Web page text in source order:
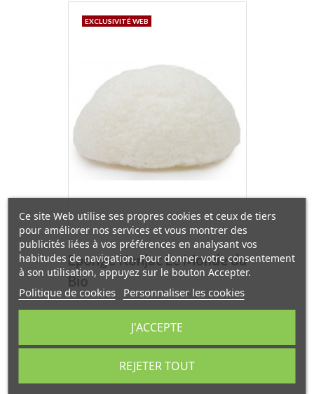
Eponge Konjac Le Monde du
Bio
EXCLUSIVITÉ WEB
Ce site Web utilise ses propres cookies et ceux de tiers
pour améliorer nos services et vous montrer des
publicités liées à vos préférences en analysant vos
habitudes de navigation. Pour donner votre consentement
à son utilisation, appuyez sur le bouton Accepter.
Politique de cookies Personnaliser les cookies
REJETER TOUT
J'ACCEPTE